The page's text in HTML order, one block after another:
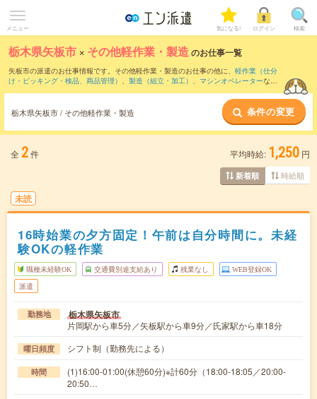
メニュー 気になる! ログイン 検索
栃木県矢板市 × その他軽作業・製造のお仕事一覧
矢板市の派遣のお仕事情報です。その他軽作業・製造のお仕事の他に、 軽作業（仕分
け・ピッキング・検品、商品管理） 、 製造（組立・加工） 、 マシンオペレーターなど
栃木県矢板市 / その他軽作業・製造 条件の変更
全 2件 平均時給: 1,250 円
新着順 時給順
未読
16時始業の夕方固定！午前は自分時間に。未経
験OKの軽作業
職種未経験OK 交通費別途支給あり 残業なし WEB登録OK
派遣
勤務地 栃木県矢板市
片岡駅から車5分／矢板駅から車9分／氏家駅から車18分
曜日頻度 シフト制（勤務先による）
時間
(1)16:00-01:00(休憩60分)※計60分（18:00-18:05／20:00-
20:50…